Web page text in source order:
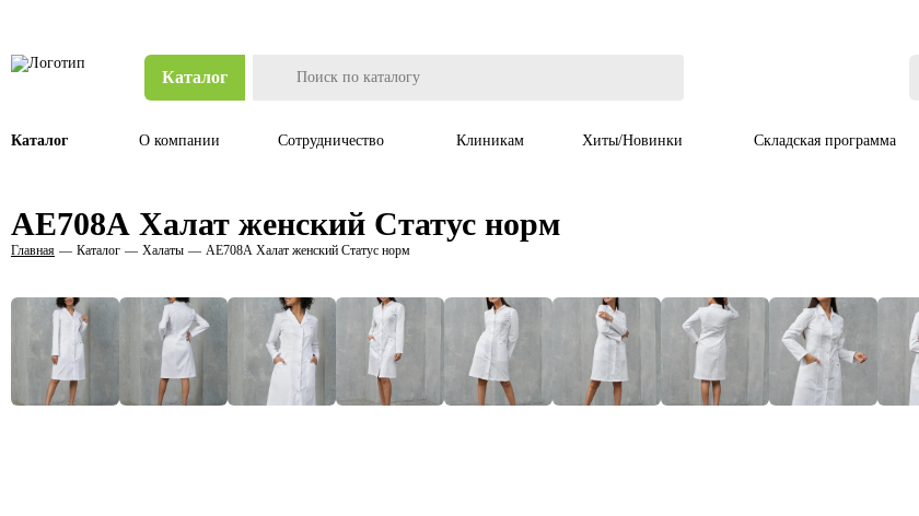
Каталог
Каталог О компании Сотрудничество Клиникам Хиты/Новинки Складская программа
AE708А Халат женский Статус норм
Главная Каталог Халаты AE708А Халат женский Статус норм